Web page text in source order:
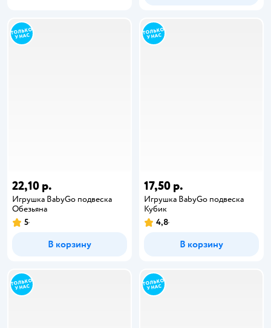
22,10 р.
Игрушка BabyGo подвеска
Обезьяна
5
В корзину
17,50 р.
Игрушка BabyGo подвеска
Кубик
4,8
В корзину